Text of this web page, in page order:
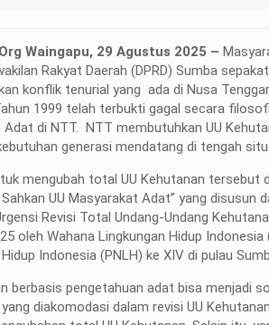
Waingapu, 29 Agustus 2025 –
Rakyat Daerah (DPRD) Sumba
konflik tenurial yang ada di Nusa
1999 telah terbukti gagal secara
Adat di NTT. NTT membutuhkan UU
generasi mendatang di tengah
mengubah total UU Kehutanan tersebut
UU Masyarakat Adat” yang
Revisi Total Undang-Undang
oleh Wahana Lingkungan Hidup
Indonesia (PNLH) ke XIV di pulau
berbasis pengetahuan adat bisa menjadi
diakomodasi dalam revisi UU